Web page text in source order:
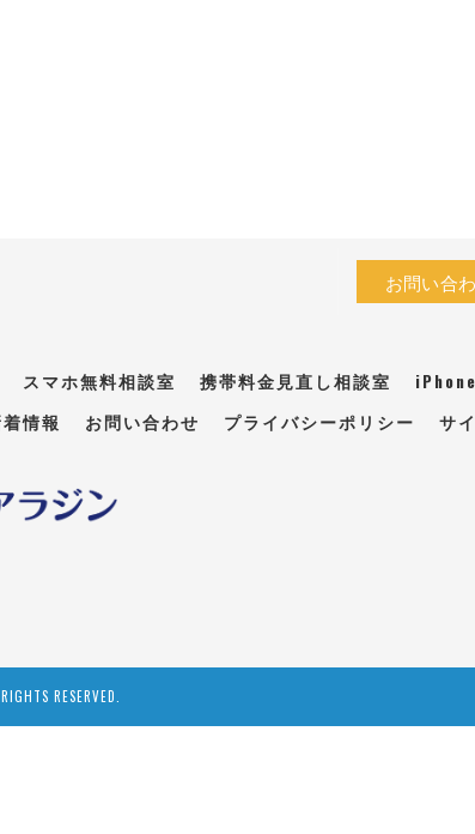
お問い合
スマホ無料相談室 携帯料金見直し相談室
情報 お問い合わせ プライバシーポリシー サ
RESERVED.